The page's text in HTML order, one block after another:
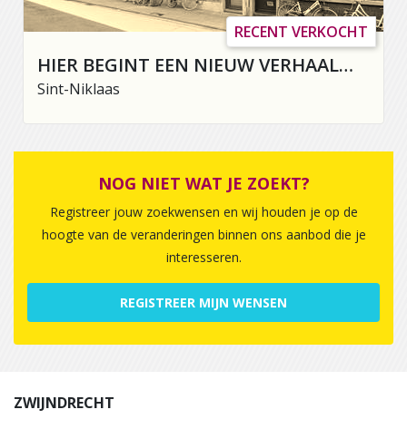
HIER BEGINT EEN NIEUW VERHAAL…
Sint-Niklaas
RECENT VERKOCHT
NOG NIET WAT JE ZOEKT?
Registreer jouw zoekwensen en wij houden je op de
hoogte van de veranderingen binnen ons aanbod die je
interesseren.
REGISTREER MIJN WENSEN
ZWIJNDRECHT